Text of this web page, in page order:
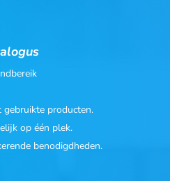
producten.
op één plek.
benodigdheden.